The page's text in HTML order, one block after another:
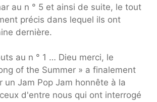
au n ° 5 et ainsi de suite, le tout
précis dans lequel ils ont
dernière.
au n ° 1 … Dieu merci, le
of the Summer » a finalement
un Jam Pop Jam honnête à la
d'entre nous qui ont interrogé